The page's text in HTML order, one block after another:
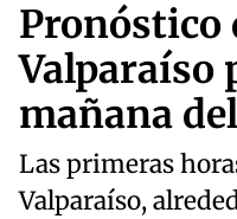
Pronóstico
Valparaíso
mañana
Las primeras
Valparaíso,